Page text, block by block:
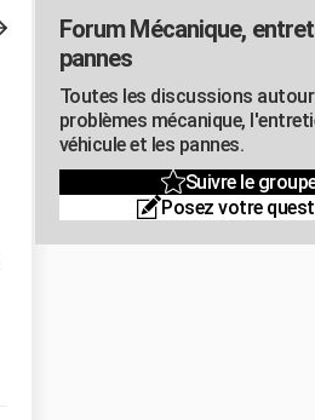
Forum Mécanique,
pannes
Toutes les discussions
problèmes mécanique,
véhicule et les pannes.
Suivre le
Posez votre